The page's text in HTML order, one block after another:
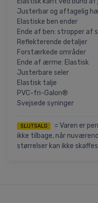
Justerbar og aftagelig
Elastiske ben ender
Ende af ben: stropper af
Reflekterende detaljer
Forstærkede områder
Ende af ærme: Elastisk
Justerbare seler
Elastisk talje
PVC-fri-Galon®
Svejsede syninger
SLUTSALG
= Varen er
ikke tilbage, når
størrelser kan ikke